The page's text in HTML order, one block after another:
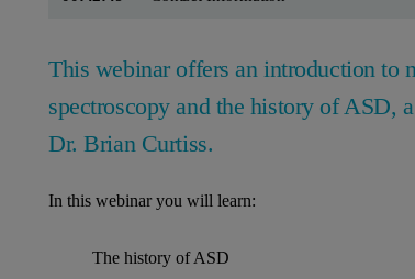
This webinar offers an introduction to
spectroscopy and the history of ASD,
Dr. Brian Curtiss.
In this webinar you will learn:
The history of ASD